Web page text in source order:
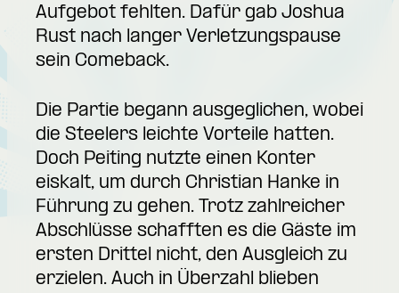
Aufgebot fehlten. Dafür gab Joshua
Rust nach langer Verletzungspause
sein Comeback.
Die Partie begann ausgeglichen, wobei
die Steelers leichte Vorteile hatten.
Doch Peiting nutzte einen Konter
eiskalt, um durch Christian Hanke in
Führung zu gehen. Trotz zahlreicher
Abschlüsse schafften es die Gäste im
ersten Drittel nicht, den Ausgleich zu
erzielen. Auch in Überzahl blieben